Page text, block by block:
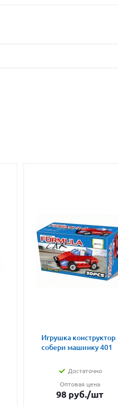
Игрушка конструктор
собери машинку 401
Достаточно
Оптовая цена
98 руб./шт